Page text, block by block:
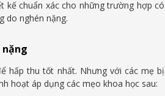
kế chuẩn xác cho những trường hợp có
do nghén nặng.
nặng
hấp thu tốt nhất. Nhưng với các mẹ bị
hoạt áp dụng các mẹo khoa học sau: